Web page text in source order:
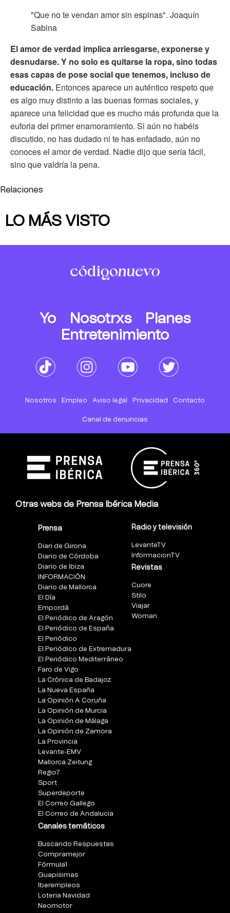
"Que no te vendan amor sin espinas". Joaquín
Sabina
El amor de verdad implica arriesgarse, exponerse y
desnudarse. Y no solo es quitarse la ropa, sino todas
esas capas de pose social que tenemos, incluso de
educación. Entonces aparece un auténtico respeto que
es algo muy distinto a las buenas formas sociales, y
aparece una felicidad que es mucho más profunda que la
euforia del primer enamoramiento. Si aún no habéis
discutido, no has dudado ni te has enfadado, aún no
conoces el amor de verdad. Nadie dijo que sería fácil,
sino que valdría la pena.
Relaciones
LO MÁS VISTO
Yo Nosotrxs
Planes
Entretenimiento
Nosotros Empleo Aviso legal Privacidad Contacto
Canal de denuncias
Otras webs de Prensa Ibérica Media
Prensa
Diari de Girona
Diario de Córdoba
Diario de Ibiza
INFORMACIÓN
Diario de Mallorca
El Día
Empordà
El Periódico de Aragón
El Periódico de España
El Periódico
El Periódico de Extremadura
El Periódico Mediterráneo
Faro de Vigo
La Crónica de Badajoz
La Nueva España
La Opinión A Coruña
La Opinión de Murcia
La Opinión de Málaga
La Opinión de Zamora
La Provincia
Levante-EMV
Mallorca Zeitung
Regio7
Sport
Superdeporte
El Correo Gallego
El Correo de Andalucia
Canales temáticos
Buscando Respuestas
Compramejor
Fórmula1
Guapisimas
Iberempleos
Loteria Navidad
Neomotor
Radio y televisión
LevanteTV
InformacionTV
Revistas
Cuore
Stilo
Viajar
Woman